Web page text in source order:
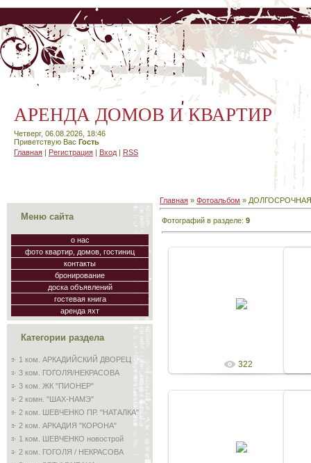
АРЕНДА ДОМОВ И КВАРТИР
Четверг, 06.08.2026, 18:46
Приветствую Вас Гость
Главная | Регистрация | Вход | RSS
Меню сайта
о нас
фото квартир, домов, гостиниц
контакты
бронирование
доска объявлений
гостевая книга
аренда яхт
Категории раздела
1 ком. АРКАДИЙСКИЙ ДВОРЕЦ
3 ком. ГОГОЛЯ/НЕКРАСОВА
3 ком. ЖК "ПИОНЕР"
2 комн. "ШАХ-НАМЭ"
2 ком. ШЕВЧЕНКО ПР. "НАТАЛКА"
2 ком. АРКАДИЯ "КОРОНА"
1 ком. ШЕВЧЕНКО новострой
2 ком. ГОГОЛЯ / НЕКРАСОВА
Главная » Фотоальбом »
Фотографий в разделе: 9
322